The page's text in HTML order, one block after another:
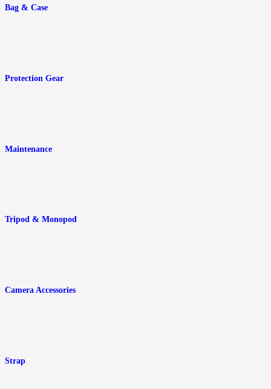
Bag & Case
Protection Gear
Maintenance
Tripod & Monopod
Camera Accessories
Strap